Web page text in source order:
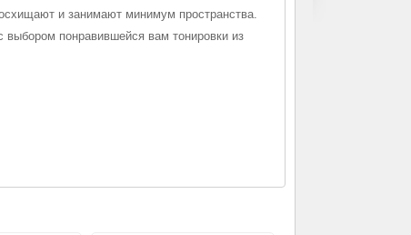
и занимают минимум пространства.
понравившейся вам тонировки из